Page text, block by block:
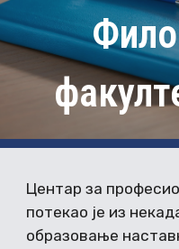
Центар за
потекао је из
образовање